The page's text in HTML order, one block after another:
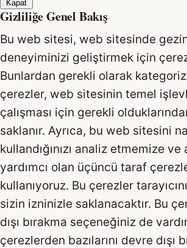
Kapat
Gizliliğe Genel Bakış
Bu web sitesi, web sitesinde
deneyiminizi geliştirmek için
Bunlardan gerekli olarak
çerezler, web sitesinin temel
çalışması için gerekli
saklanır. Ayrıca, bu web sitesini
kullandığınızı analiz etmemize ve
yardımcı olan üçüncü taraf
kullanıyoruz. Bu çerezler
sizin izninizle saklanacaktır. Bu
dışı bırakma seçeneğiniz de
çerezlerden bazılarını devre dışı